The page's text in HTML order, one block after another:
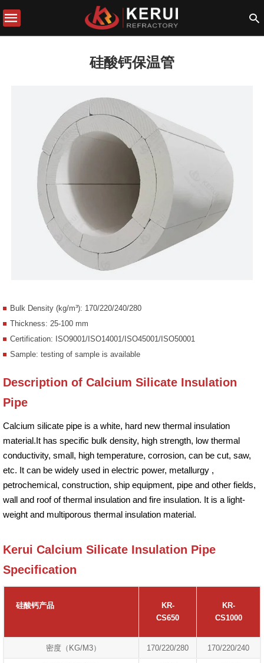
硅酸钙保温管
Bulk Density (kg/m³): 170/220/240/280
Thickness: 25-100 mm
Certification: ISO9001/ISO14001/ISO45001/ISO50001
Sample: testing of sample is available
Description of Calcium Silicate Insulation
Pipe
Calcium silicate pipe is a white, hard new thermal insulation
material.It has specific bulk density, high strength, low thermal
conductivity, small, high temperature, corrosion, can be cut, saw,
etc. It can be widely used in electric power, metallurgy ,
petrochemical, construction, ship equipment, pipe and other fields,
wall and roof of thermal insulation and fire insulation. It is a light-
weight and multiporous thermal insulation material.
Kerui Calcium Silicate Insulation Pipe
Specification
硅酸钙产品
KR-
CS650
KR-
CS1000
密度（KG/M3） 170/220/280 170/220/240